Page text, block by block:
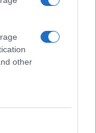
other
la